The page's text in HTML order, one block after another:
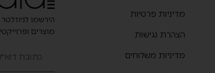
מדיניות פרטיות
הצהרת נגישות
מדיניות משלוחים
הירשמו
מוצרים